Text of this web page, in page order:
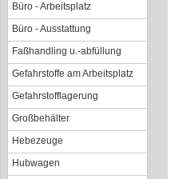
Büro - Arbeitsplatz
Büro - Ausstattung
Faßhandling u.-abfüllung
Gefahrstoffe am Arbeitsplatz
Gefahrstofflagerung
Großbehälter
Hebezeuge
Hubwagen